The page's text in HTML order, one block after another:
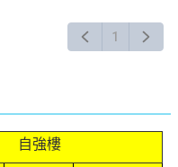
1
自強樓